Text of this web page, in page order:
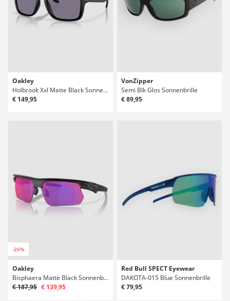
Oakley
Holbrook Xxl Matte Black Sonnenbrille
€ 149,95
VonZipper
Semi Blk Glos Sonnenbrille
€ 89,95
-26%
Oakley
Bisphaera Matte Black Sonnenbrille
€ 187,95 € 139,95
Red Bull SPECT Eyewear
DAKOTA-015 Blue Sonnenbrille
€ 79,95